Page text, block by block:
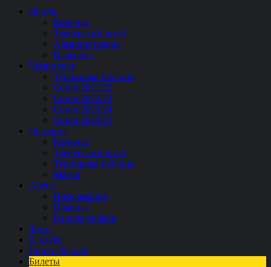
Дизель
Команда
Тренерский штаб
Администрация
Персонал
Чемпионат
Турнирная таблица
Сезон 2021/22
Сезон 2022/23
Сезон 2023/24
Сезон 2024/25
Дизелист
Команда
Тренерский штаб
Турнирная таблица
Матчи
Арена
Информация
Правила
Билеты онлайн
Фото
О клубе
Сезон 2025/26
Билеты